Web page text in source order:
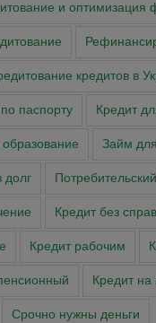
и оптимизация
кредитов в
паспорту Кредит
Займ
долг
Кредит без
Кредит рабочим
Кредит на
Cрочно нужны деньги